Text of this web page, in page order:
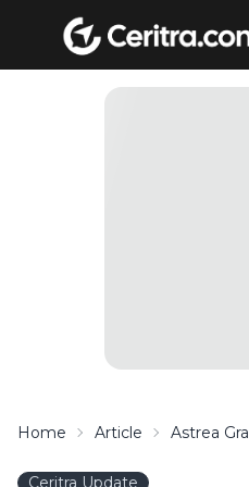
Home Article Astrea
Ceritra Update